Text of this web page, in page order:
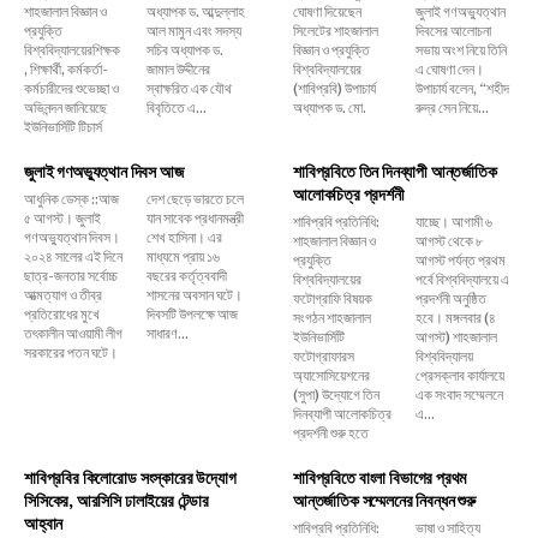
শাহজালাল বিজ্ঞান ও
প্রযুক্তি
বিশ্ববিদ্যালয়েরশিক্ষক
, শিক্ষার্থী, কর্মকর্তা-
কর্মচারীদের শুভেচ্ছা ও
অভিনন্দন জানিয়েছে
ইউনিভার্সিটি টিচার্স
অধ্যাপক ড. আব্দুল্লাহ
আল মামুন এবং সদস্য
সচিব অধ্যাপক ড.
জামাল উদ্দীনের
স্বাক্ষরিত এক যৌথ
বিবৃতিতে এ...
ঘোষণা দিয়েছেন
সিলেটের শাহজালাল
বিজ্ঞান ও প্রযুক্তি
বিশ্ববিদ্যালয়ের
(শাবিপ্রবি) উপাচার্য
অধ্যাপক ড. মো.
জুলাই গণঅভ্যুত্থান
দিবসের আলোচনা
সভায় অংশ নিয়ে তিনি
এ ঘোষণা দেন।
উপাচার্য বলেন, ‌“শহীদ
রুদ্র সেন নিয়ে...
জুলাই গণঅভ্যুত্থান দিবস আজ
আধুনিক ডেস্ক ::আজ
৫ আগস্ট। জুলাই
গণঅভ্যুত্থান দিবস।
২০২৪ সালের এই দিনে
ছাত্র-জনতার সর্বোচ্চ
আত্মত্যাগ ও তীব্র
প্রতিরোধের মুখে
তৎকালীন আওয়ামী লীগ
সরকারের পতন ঘটে।
দেশ ছেড়ে ভারতে চলে
যান সাবেক প্রধানমন্ত্রী
শেখ হাসিনা। এর
মাধ্যমে প্রায় ১৬
বছরের কর্তৃত্ববাদী
শাসনের অবসান ঘটে।
দিবসটি উপলক্ষে আজ
সাধারণ...
শাবিপ্রবিতে তিন দিনব্যাপী আন্তর্জাতিক
আলোকচিত্র প্রদর্শনী
শাবিপ্রবি প্রতিনিধি:
শাহজালাল বিজ্ঞান ও
প্রযুক্তি
বিশ্ববিদ্যালয়ের
ফটোগ্রাফি বিষয়ক
সংগঠন শাহজালাল
ইউনিভার্সিটি
ফটোগ্রাফারস
অ্যাসোসিয়েশনের
(সুপা) উদ্যোগে তিন
দিনব্যাপী আলোকচিত্র
প্রদর্শনী শুরু হতে
যাচ্ছে। আগামী ৬
আগস্ট থেকে ৮
আগস্ট পর্যন্ত প্রথম
পর্বে বিশ্ববিদ্যালয়ে এ
প্রদর্শনী অনুষ্ঠিত
হবে। মঙ্গলবার (৪
আগস্ট) শাহজালাল
বিশ্ববিদ্যালয়
প্রেসক্লাব কার্যালয়ে
এক সংবাদ সম্মেলনে
এ...
শাবিপ্রবির কিলোরোড সংস্কারের উদ্যোগ
সিসিকের, আরসিসি ঢালাইয়ের টেন্ডার
আহ্বান
শাবিপ্রবিতে বাংলা বিভাগের প্রথম
আন্তর্জাতিক সম্মেলনের নিবন্ধন শুরু
শাবিপ্রবি প্রতিনিধি:
ভাষা ও সাহিত্য